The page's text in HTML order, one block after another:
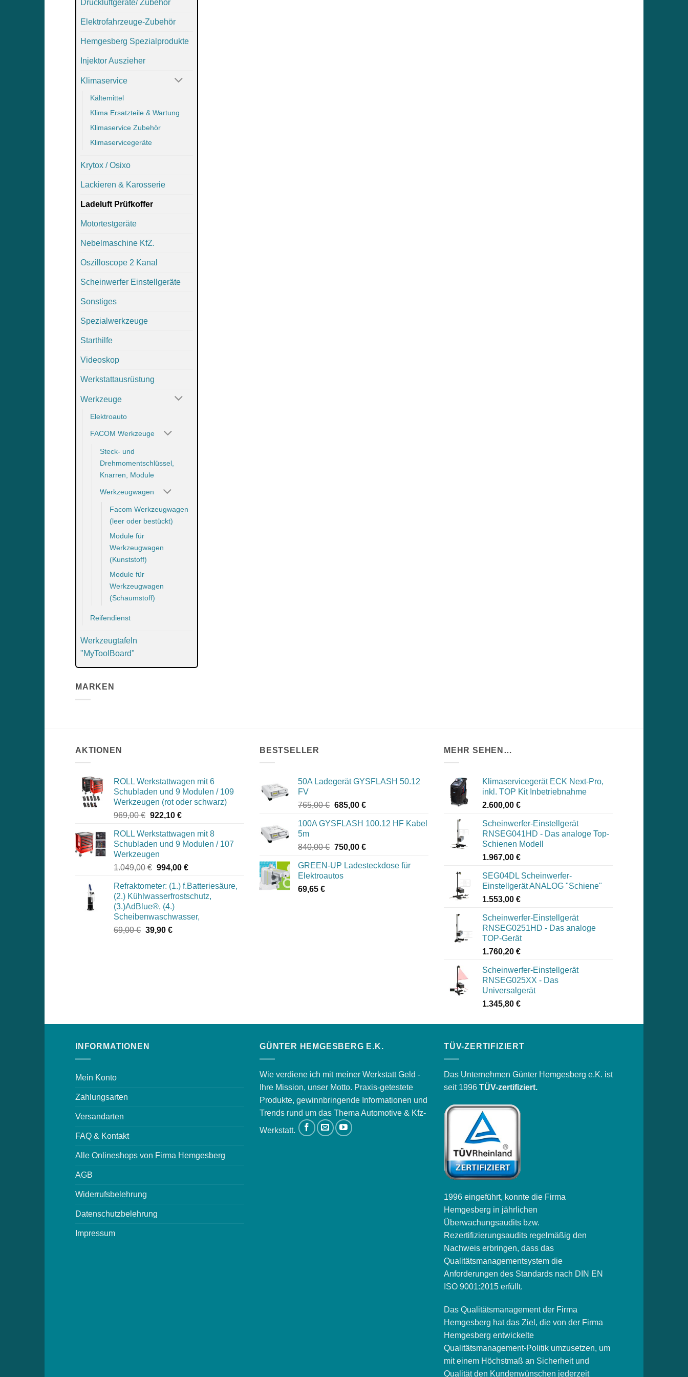
Druckluftgeräte/ Zubehör
Elektrofahrzeuge-Zubehör
Hemgesberg Spezialprodukte
Injektor Auszieher
Klimaservice
Kältemittel
Klima Ersatzteile & Wartung
Klimaservice Zubehör
Klimaservicegeräte
Krytox / Osixo
Lackieren & Karosserie
Ladeluft Prüfkoffer
Motortestgeräte
Nebelmaschine KfZ.
Oszilloscope 2 Kanal
Scheinwerfer Einstellgeräte
Sonstiges
Spezialwerkzeuge
Starthilfe
Videoskop
Werkstattausrüstung
Werkzeuge
Elektroauto
FACOM Werkzeuge
Steck- und
Drehmomentschlüssel,
Knarren, Module
Werkzeugwagen
Facom Werkzeugwagen
(leer oder bestückt)
Module für
Werkzeugwagen
(Kunststoff)
Module für
Werkzeugwagen
(Schaumstoff)
Reifendienst
Werkzeugtafeln
"MyToolBoard"
MARKEN
AKTIONEN
ROLL Werkstattwagen mit 6
Schubladen und 9 Modulen / 109
Werkzeugen (rot oder schwarz)
969,00€ Ursprünglicher
war:
969,00 €
922,10 €Aktueller
ist:
922,10 €.
ROLL Werkstattwagen mit 8
Schubladen und 9 Modulen / 107
Werkzeugen
1.049,00€ Ursprünglicher
war:
1.049,00 €
994,00 €Aktueller
ist:
994,00 €.
Refraktometer: (1.) f.Batteriesäure,
(2.) Kühlwasserfrostschutz,
(3.)AdBlue®, (4.)
Scheibenwaschwasser,
69,00€ Ursprünglicher
39,90 €Aktueller
BESTSELLER
50A Ladegerät GYSFLASH 50.12
FV
765,00€ Ursprünglicher
war:
685,00 €Aktueller
ist:
100A GYSFLASH 100.12 HF Kabel
5m
840,00€ Ursprünglicher
war:
840,00 €
750,00 €Aktueller
ist:
GREEN-UP Ladesteckdose für
Elektroautos
69,65 €
MEHR SEHEN…
Klimaservicegerät ECK Next-Pro,
inkl. TOP Kit Inbetriebnahme
2.600,00 €
Scheinwerfer-Einstellgerät
RNSEG041HD - Das analoge Top-
Schienen Modell
1.967,00 €
SEG04DL Scheinwerfer-
Einstellgerät ANALOG "Schiene"
1.553,00 €
Scheinwerfer-Einstellgerät
RNSEG0251HD - Das analoge
TOP-Gerät
1.760,20 €
Scheinwerfer-Einstellgerät
RNSEG025XX - Das
Universalgerät
1.345,80 €
INFORMATIONEN
Mein Konto
Zahlungsarten
Versandarten
FAQ & Kontakt
Alle Onlineshops von Firma Hemgesberg
AGB
Widerrufsbelehrung
Datenschutzbelehrung
Impressum
GÜNTER HEMGESBERG E.K.
Wie verdiene ich mit meiner Werkstatt Geld -
Ihre Mission, unser Motto. Praxis-getestete
Produkte, gewinnbringende Informationen und
Trends rund um das Thema Automotive & Kfz-
Werkstatt.
TÜV-ZERTIFIZIERT
Das Unternehmen Günter Hemgesberg e.K. ist
seit 1996 TÜV-zertifiziert.
1996 eingeführt, konnte die Firma
Hemgesberg in jährlichen
Überwachungsaudits bzw.
Rezertifizierungsaudits regelmäßig den
Nachweis erbringen, dass das
Qualitätsmanagementsystem die
Anforderungen des Standards nach DIN EN
ISO 9001:2015 erfüllt.
Das Qualitätsmanagement der Firma
Hemgesberg hat das Ziel, die von der Firma
Hemgesberg entwickelte
Qualitätsmanagement-Politik umzusetzen, um
mit einem Höchstmaß an Sicherheit und
Qualität den Kundenwünschen jederzeit